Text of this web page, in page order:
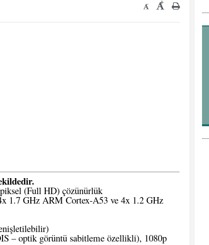
- +
(Full HD) çözünürlük
1.7 GHz ARM Cortex-A53 ve 4x 1.2 GHz
– optik görüntü sabitleme özellikli), 1080p